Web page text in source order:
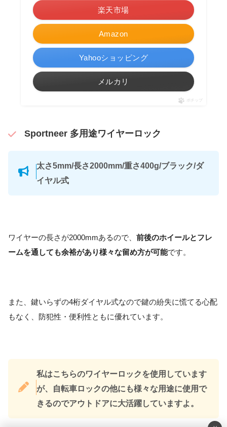
Amazon
楽天市場
Yahooショッピング
メルカリ
ポチップ
Sportneer 多用途ワイヤーロック
太さ5mm/長さ2000mm/重さ400g/ブラック/ダ
イヤル式
ワイヤーの長さが2000mmあるので、 前後のホイールとフレ
ームを通しても余裕があり様々な留め方が可能です。
また、鍵いらずの4桁ダイヤル式なので鍵の紛失に慌てる心配
もなく、防犯性・便利性ともに優れています。
私はこちらのワイヤーロックを使用しています
が、自転車ロックの他にも様々な用途に使用で
きるのでアウトドアに大活躍していますよ。